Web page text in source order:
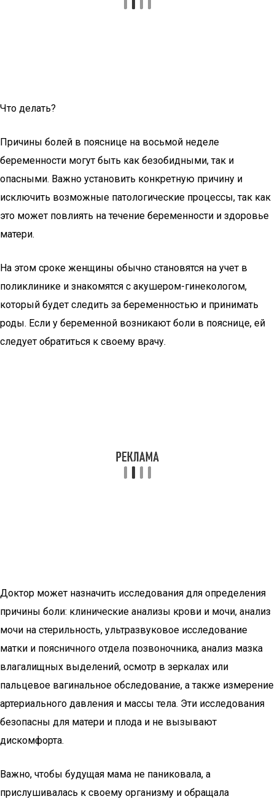
Что делать?
Причины болей в пояснице на восьмой неделе
беременности могут быть как безобидными, так и
опасными. Важно установить конкретную причину и
исключить возможные патологические процессы, так как
это может повлиять на течение беременности и здоровье
матери.
На этом сроке женщины обычно становятся на учет в
поликлинике и знакомятся с акушером-гинекологом,
который будет следить за беременностью и принимать
роды. Если у беременной возникают боли в пояснице, ей
следует обратиться к своему врачу.
Доктор может назначить исследования для определения
причины боли: клинические анализы крови и мочи, анализ
мочи на стерильность, ультразвуковое исследование
матки и поясничного отдела позвоночника, анализ мазка
влагалищных выделений, осмотр в зеркалах или
пальцевое вагинальное обследование, а также измерение
артериального давления и массы тела. Эти исследования
безопасны для матери и плода и не вызывают
дискомфорта.
Важно, чтобы будущая мама не паниковала, а
прислушивалась к своему организму и обращала